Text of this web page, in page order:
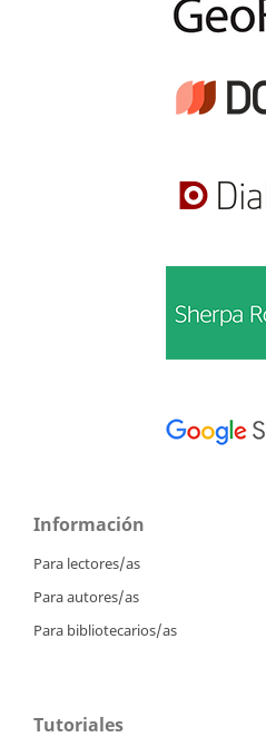
Información
Para lectores/as
Para autores/as
Para bibliotecarios/as
Tutoriales